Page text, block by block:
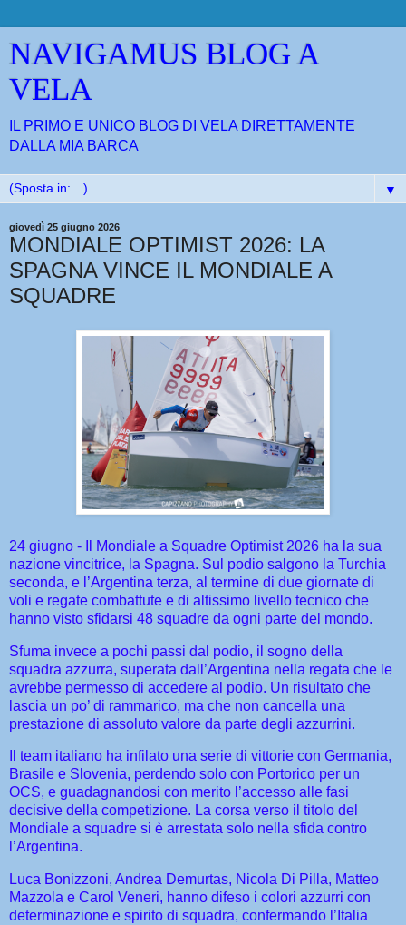
NAVIGAMUS BLOG A
VELA
IL PRIMO E UNICO BLOG DI VELA DIRETTAMENTE
DALLA MIA BARCA
▼
giovedì 25 giugno 2026
MONDIALE OPTIMIST 2026: LA
SPAGNA VINCE IL MONDIALE A
SQUADRE
24 giugno - Il Mondiale a Squadre Optimist 2026 ha la sua
nazione vincitrice, la Spagna. Sul podio salgono la Turchia
seconda, e l’Argentina terza, al termine di due giornate di
voli e regate combattute e di altissimo livello tecnico che
hanno visto sfidarsi 48 squadre da ogni parte del mondo.
Sfuma invece a pochi passi dal podio, il sogno della
squadra azzurra, superata dall’Argentina nella regata che le
avrebbe permesso di accedere al podio. Un risultato che
lascia un po’ di rammarico, ma che non cancella una
prestazione di assoluto valore da parte degli azzurrini.
Il team italiano ha infilato una serie di vittorie con Germania,
Brasile e Slovenia, perdendo solo con Portorico per un
OCS, e guadagnandosi con merito l’accesso alle fasi
decisive della competizione. La corsa verso il titolo del
Mondiale a squadre si è arrestata solo nella sfida contro
l’Argentina.
Luca Bonizzoni, Andrea Demurtas, Nicola Di Pilla, Matteo
Mazzola e Carol Veneri, hanno difeso i colori azzurri con
determinazione e spirito di squadra, confermando l’Italia